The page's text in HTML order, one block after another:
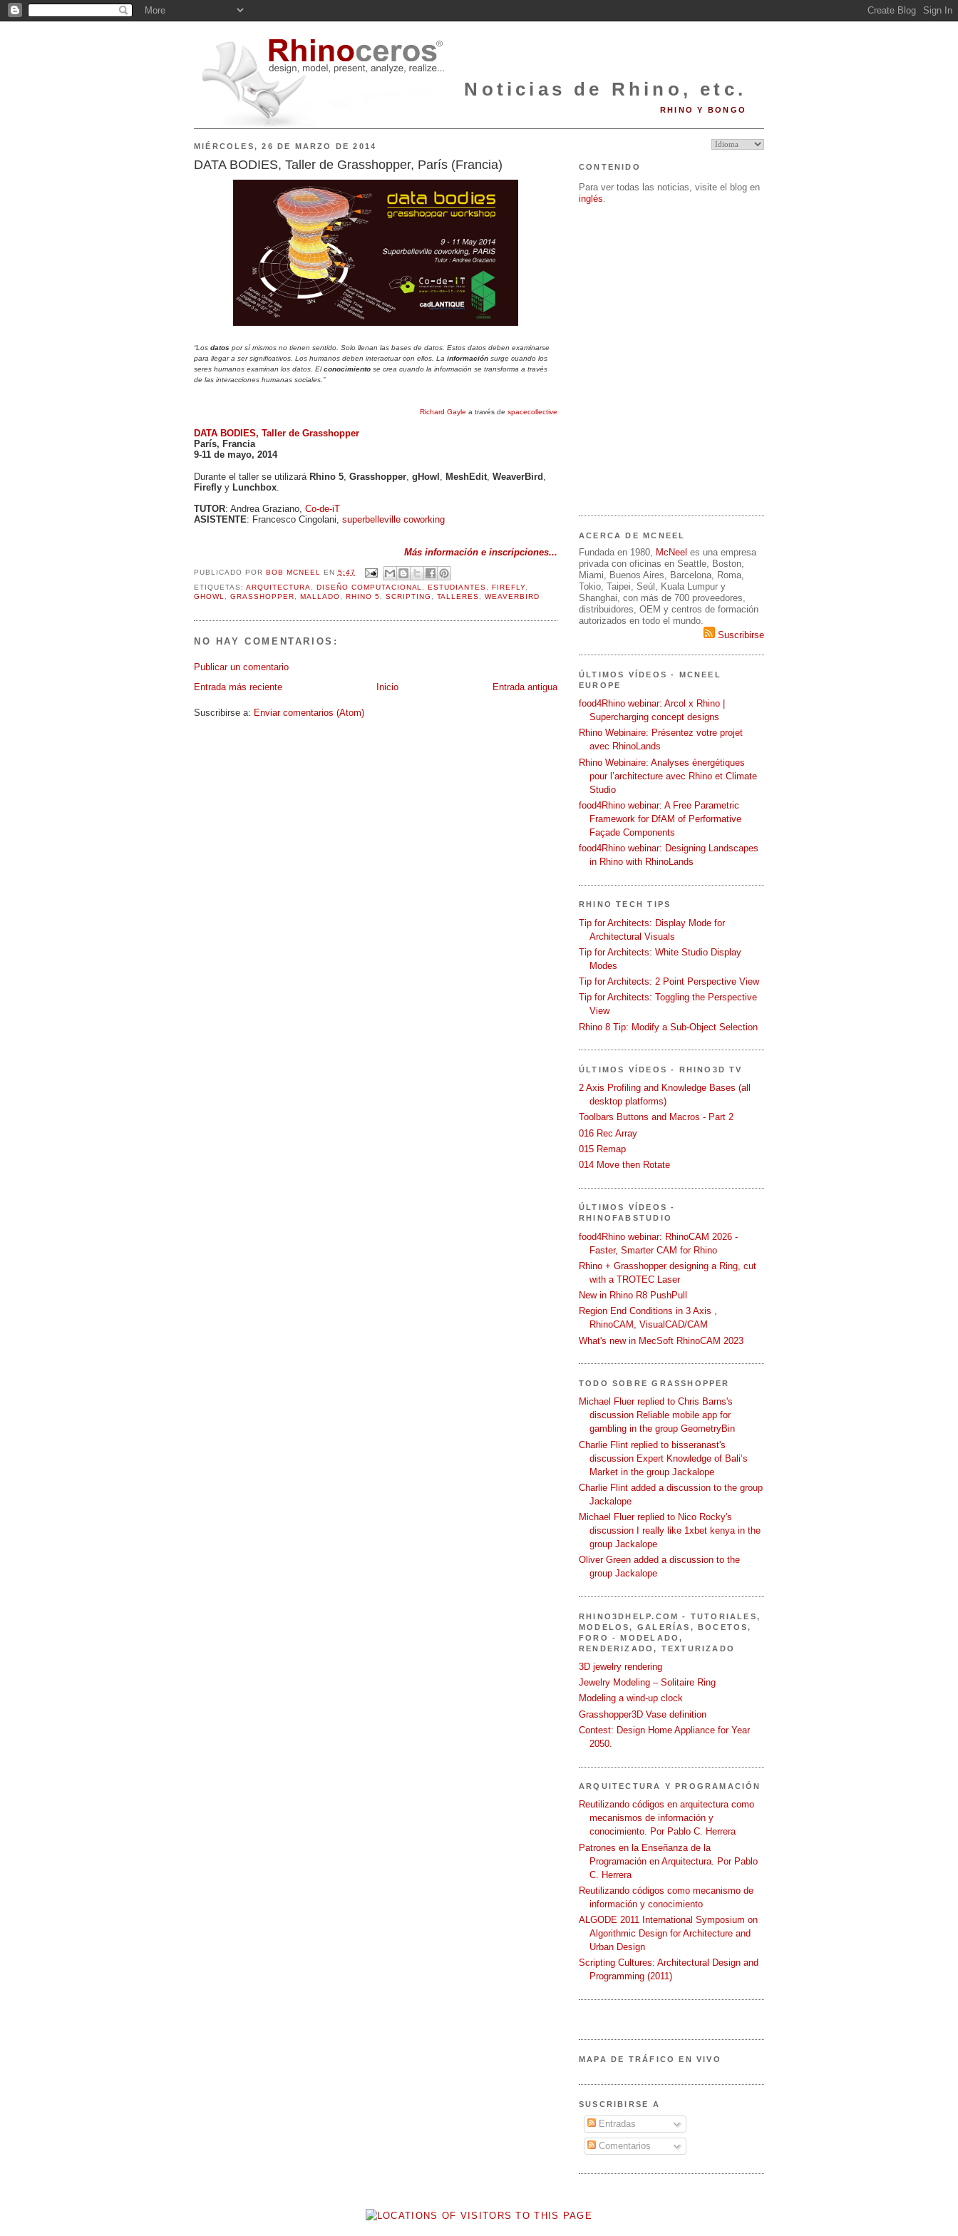
Noticias de Rhino, etc.
RHINO Y BONGO
MIÉRCOLES, 26 DE MARZO DE 2014
DATA BODIES, Taller de Grasshopper, París (Francia)
“Los datos por sí mismos no tienen sentido. Solo llenan las bases de datos. Estos datos deben examinarse
para llegar a ser significativos. Los humanos deben interactuar con ellos. La información surge cuando los
seres humanos examinan los datos. Elconocimiento se crea cuando la información se transforma a través
de las interacciones humanas sociales.”
Richard Gayle a través de spacecollective
DATA BODIES, Taller de Grasshopper
París, Francia
9-11 de mayo, 2014
Durante el taller se utilizará Rhino 5, Grasshopper, gHowl , MeshEdit, WeaverBird ,
Firefly y Lunchbox.
TUTOR: Andrea Graziano, Co-de-iT
ASISTENTE: Francesco Cingolani, superbelleville coworking
Más información e inscripciones...
PUBLICADO POR BOB MCNEEL EN 5:47
ETIQUETAS: ARQUITECTURA, DISEÑO COMPUTACIONAL, ESTUDIANTES, FIREFLY,
GHOWL, GRASSHOPPER, MALLADO, RHINO 5, SCRIPTING , TALLERES,WEAVERBIRD
NO HAY COMENTARIOS:
Publicar un comentario
Entrada más reciente
Entrada antigua
Inicio
Suscribirse a: Enviar comentarios (Atom)
CONTENIDO
Para ver todas las noticias, visite el blog en
inglés
ACERCA DE MCNEEL
Fundada en 1980, McNeel es una empresa
privada con oficinas en Seattle, Boston,
Miami, Buenos Aires, Barcelona, Roma,
Tokio, Taipei, Seúl, Kuala Lumpur y
Shanghai, con más de 700 proveedores,
distribuidores, OEM y centros de formación
autorizados en todo el mundo.
Suscribirse
ÚLTIMOS VÍDEOS - MCNEEL
EUROPE
food4Rhino webinar: Arcol x Rhino |
Supercharging concept designs
Rhino Webinaire: Présentez votre projet
avec RhinoLands
Rhino Webinaire: Analyses énergétiques
pour l’architecture avec Rhino et Climate
Studio
food4Rhino webinar: A Free Parametric
Framework for DfAM of Performative
Façade Components
food4Rhino webinar: Designing Landscapes
in Rhino with RhinoLands
RHINO TECH TIPS
Tip for Architects: Display Mode for
Architectural Visuals
Tip for Architects: White Studio Display
Modes
Tip for Architects: 2 Point Perspective View
Tip for Architects: Toggling the Perspective
View
Rhino 8 Tip: Modify a Sub-Object Selection
ÚLTIMOS VÍDEOS - RHINO3D TV
2 Axis Profiling and Knowledge Bases (all
desktop platforms)
Toolbars Buttons and Macros - Part 2
016 Rec Array
015 Remap
014 Move then Rotate
ÚLTIMOS VÍDEOS -
RHINOFABSTUDIO
food4Rhino webinar: RhinoCAM 2026 -
Faster, Smarter CAM for Rhino
Rhino + Grasshopper designing a Ring, cut
with a TROTEC Laser
New in Rhino R8 PushPull
Region End Conditions in 3 Axis ,
RhinoCAM, VisualCAD/CAM
What's new in MecSoft RhinoCAM 2023
TODO SOBRE GRASSHOPPER
Michael Fluer replied to Chris Barns's
discussion Reliable mobile app for
gambling in the group GeometryBin
Charlie Flint replied to bisseranast's
discussion Expert Knowledge of Bali’s
Market in the group Jackalope
Charlie Flint added a discussion to the group
Jackalope
Michael Fluer replied to Nico Rocky's
discussion I really like 1xbet kenya in the
group Jackalope
Oliver Green added a discussion to the
group Jackalope
RHINO3DHELP.COM - TUTORIALES,
MODELOS, GALERÍAS, BOCETOS,
FORO - MODELADO,
RENDERIZADO, TEXTURIZADO
3D jewelry rendering
Jewelry Modeling – Solitaire Ring
Modeling a wind-up clock
Grasshopper3D Vase definition
Contest: Design Home Appliance for Year
2050.
ARQUITECTURA Y PROGRAMACIÓN
Reutilizando códigos en arquitectura como
mecanismos de información y
conocimiento. Por Pablo C. Herrera
Patrones en la Enseñanza de la
Programación en Arquitectura. Por Pablo
C. Herrera
Reutilizando códigos como mecanismo de
información y conocimiento
ALGODE 2011 International Symposium on
Algorithmic Design for Architecture and
Urban Design
Scripting Cultures: Architectural Design and
Programming (2011)
MAPA DE TRÁFICO EN VIVO
SUSCRIBIRSE A
Entradas
Comentarios